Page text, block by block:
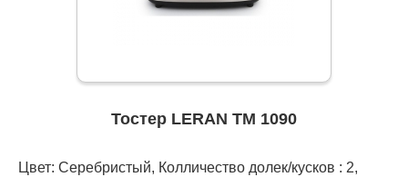
Тостер LERAN TM 1090
Цвет: Серебристый, Колличество долек/кусков : 2,